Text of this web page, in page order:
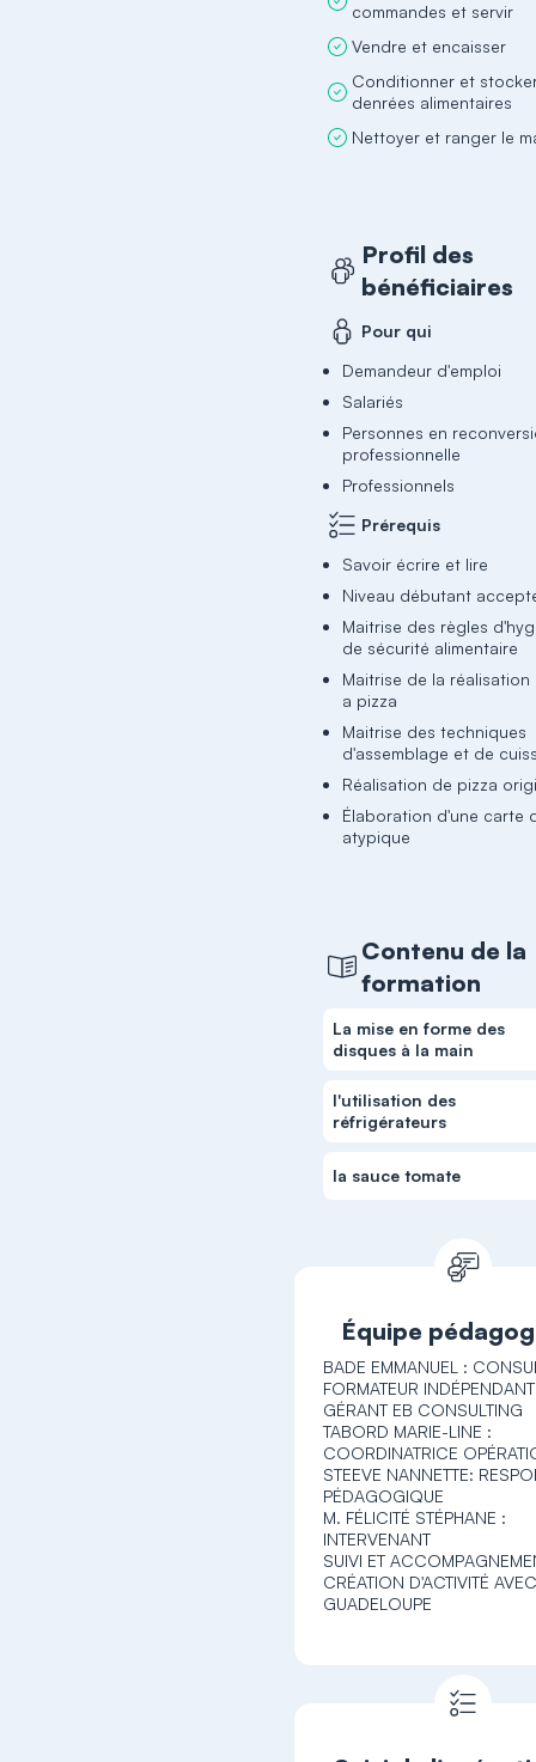
commandes et servir
Vendre et encaisser
Conditionner et
denrées alimentaires
Nettoyer et ranger le
Profil des
bénéficiaires
Pour qui
Demandeur d'emploi
Salariés
Personnes en
professionnelle
Professionnels
Prérequis
Savoir écrire et lire
Niveau débutant
Maitrise des règles
de sécurité alimentaire
Maitrise de la
a pizza
Maitrise des techniques
d'assemblage et de
Réalisation de pizza
Élaboration d'une carte
atypique
Contenu de la
formation
La mise en forme des
disques à la main
l'utilisation des
réfrigérateurs
la sauce tomate
Équipe
BADE EMMANUEL :
FORMATEUR
GÉRANT EB CONSULTING
TABORD MARIE-LINE :
COORDINATRICE
STEEVE NANNETTE:
PÉDAGOGIQUE
M. FÉLICITÉ STÉPHANE :
INTERVENANT
SUIVI ET
CRÉATION D'ACTIVITÉ
GUADELOUPE